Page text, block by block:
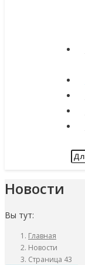
Новости
Вы тут:
Главная
Новости
Страница 43